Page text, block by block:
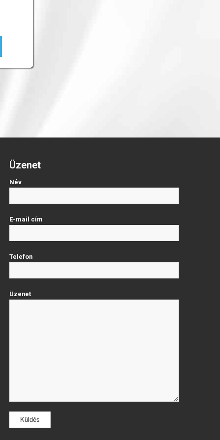
Üzenet
Név
E-mail cím
Telefon
Üzenet